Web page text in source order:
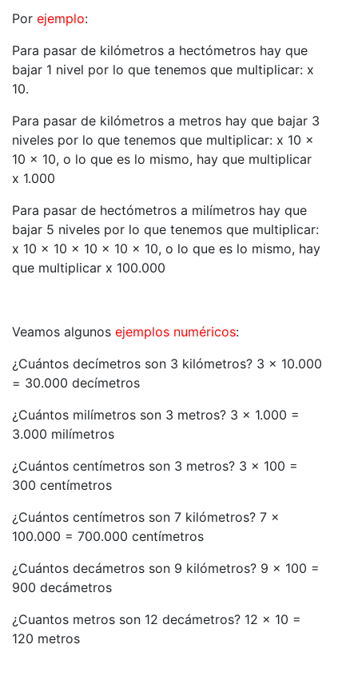
Por ejemplo:
Para pasar de kilómetros a hectómetros hay que
bajar 1 nivel por lo que tenemos que multiplicar: x
10.
Para pasar de kilómetros a metros hay que bajar 3
niveles por lo que tenemos que multiplicar: x 10 x
10 x 10, o lo que es lo mismo, hay que multiplicar
x 1.000
Para pasar de hectómetros a milímetros hay que
bajar 5 niveles por lo que tenemos que multiplicar:
x 10 x 10 x 10 x 10 x 10, o lo que es lo mismo, hay
que multiplicar x 100.000
Veamos algunos ejemplos numéricos:
¿Cuántos decímetros son 3 kilómetros? 3 x 10.000
= 30.000 decímetros
¿Cuántos milímetros son 3 metros? 3 x 1.000 =
3.000 milímetros
¿Cuántos centímetros son 3 metros? 3 x 100 =
300 centímetros
¿Cuántos centímetros son 7 kilómetros? 7 x
100.000 = 700.000 centímetros
¿Cuántos decámetros son 9 kilómetros? 9 x 100 =
900 decámetros
¿Cuantos metros son 12 decámetros? 12 x 10 =
120 metros